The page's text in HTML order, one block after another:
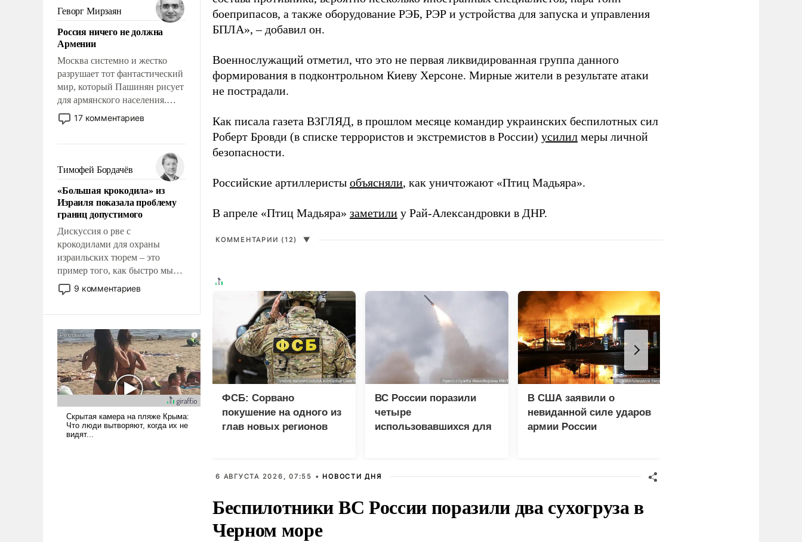
Сложившаяся ситуация
означает многолетний период
уязвимости США, например,
перед Китаем.
Геворг Мирзаян
Россия ничего не должна
Армении
Москва системно и жестко
разрушает тот фантастический
мир, который Пашинян рисует
для армянского населения.
Мир, где политические
прожекты будут безусловно
налогоплательщиков и где
Еревану за свои поступки не
нужно отвечать.
17 комментариев
Тимофей Бордачёв
«Большая крокодила» из
Израиля показала проблему
границ допустимого
Дискуссия о рве с
крокодилами для охраны
израильских тюрем – это
пример того, как быстро мы
двигаемся по пути
революционных изменений.
псевдонаучной фантастики,
стало всерьез обсуждаемой
идеей.
9 комментариев
боеприпасов, а также оборудование РЭБ, РЭР и устройства для запуска и управления
БПЛА», – добавил он.
Военнослужащий отметил, что это не первая ликвидированная группа данного
формирования в подконтрольном Киеву Херсоне. Мирные жители в результате атаки
не пострадали.
Как писала газета ВЗГЛЯД, в прошлом месяце командир украинских беспилотных сил
Роберт Бровди (в списке террористов и экстремистов в России) усилил меры личной
безопасности.
Российские артиллеристы объясняли, как уничтожают «Птиц Мадьяра».
В апреле «Птиц Мадьяра» заметили у Рай-Александровки в ДНР.
КОММЕНТАРИИ (12) ▼
ФСБ: Сорвано
покушение на одного из
глав новых регионов
ВС России поразили
четыре
использовавшихся для
В США заявили о
невиданной силе ударов
армии России
6 АВГУСТА 2026, 07:55 • НОВОСТИ ДНЯ
Беспилотники ВС России поразили два сухогруза в
Черном море